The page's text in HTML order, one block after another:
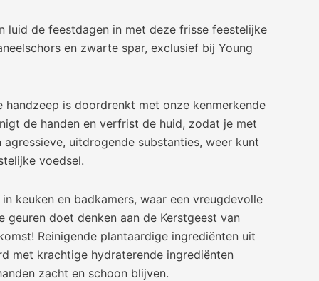
luid de feestdagen in met deze frisse feestelijke
en zwarte spar, exclusief bij Young
handzeep is doordrenkt met onze kenmerkende
de handen en verfrist de huid, zodat je met
agressieve, uitdrogende substanties, weer kunt
voedsel.
keuken en badkamers, waar een vreugdevolle
geuren doet denken aan de Kerstgeest van
Reinigende plantaardige ingrediënten uit
met krachtige hydraterende ingrediënten
zacht en schoon blijven.